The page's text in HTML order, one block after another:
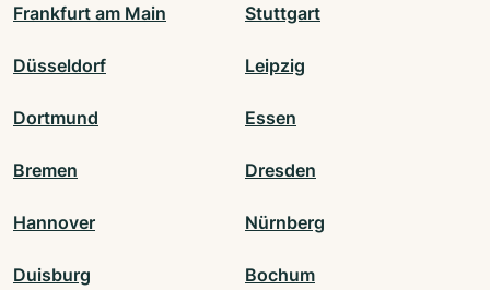
Frankfurt am Main Stuttgart
Düsseldorf Leipzig
Dortmund Essen
Bremen Dresden
Hannover Nürnberg
Duisburg Bochum